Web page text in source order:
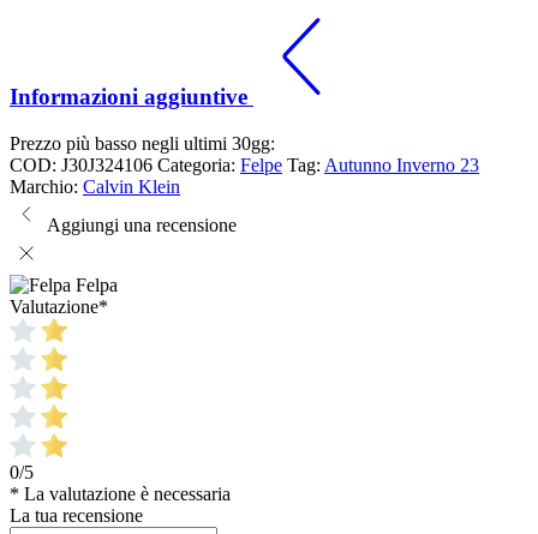
Informazioni aggiuntive
Prezzo più basso negli ultimi 30gg:
COD: J30J324106 Categoria: Felpe Tag: Autunno Inverno 23
Marchio: Calvin Klein
Aggiungi una recensione
Felpa
Valutazione*
0/5
* La valutazione è necessaria
La tua recensione